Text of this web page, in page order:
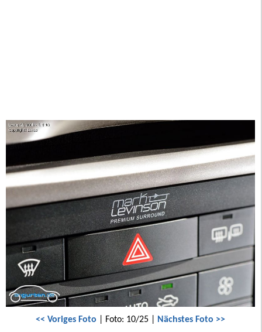
<< Voriges Foto | Foto: 10/25 | Nächstes Foto >>